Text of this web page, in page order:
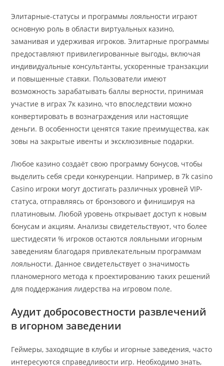
Элитарные-статусы и программы лояльности играют
основную роль в области виртуальных казино,
заманивая и удерживая игроков. Элитарные программы
предоставляют привилегированные выгоды, включая
индивидуальные консультанты, ускоренные транзакции
и повышенные ставки. Пользователи имеют
возможность зарабатывать баллы верности, принимая
участие в играх 7к казино, что впоследствии можно
конвертировать в вознаграждения или настоящие
деньги. В особенности ценятся такие преимущества, как
зовы на закрытые ивенты и эксклюзивные подарки.
Любое казино создаёт свою программу бонусов, чтобы
выделить себя среди конкуренции. Например, в 7k casino
Casino игроки могут достигать различных уровней VIP-
статуса, отправляясь от бронзового и финишируя на
платиновым. Любой уровень открывает доступ к новым
бонусам и акциям. Анализы свидетельствуют, что более
шестидесяти % игроков остаются лояльными игорным
заведениям благодаря привлекательным программам
лояльности. Данное свидетельствует о значимость
планомерного метода к проектированию таких решений
для поддержания лидерства на игровом поле.
Аудит добросовестности развлечений
в игорном заведении
Геймеры, заходящие в клубы и игорные заведения, часто
интересуются справедливости игр. Необходимо знать,